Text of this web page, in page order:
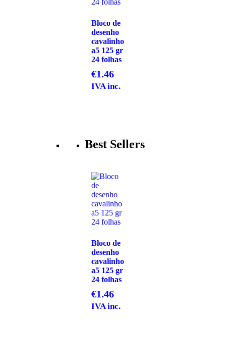
Bloco de
desenho
cavalinho
a5 125 gr
24 folhas
€1.46
IVA inc.
Best Sellers
Bloco de
desenho
cavalinho
a5 125 gr
24 folhas
€1.46
IVA inc.